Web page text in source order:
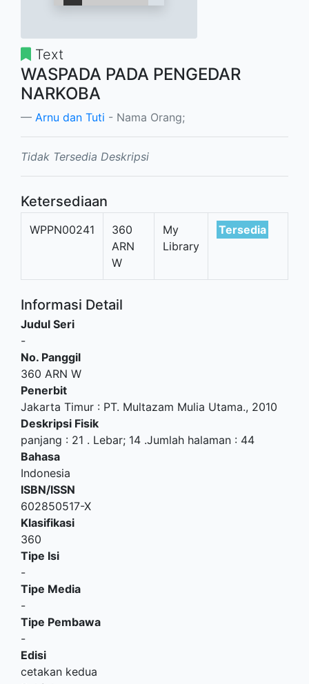
Text
WASPADA PADA PENGEDAR
NARKOBA
Arnu dan Tuti - Nama Orang;
Tidak Tersedia Deskripsi
Ketersediaan
WPPN00241
360
ARN
W
My
Library
Tersedia
Informasi Detail
Judul Seri
-
No. Panggil
360 ARN W
Penerbit
Jakarta Timur : PT. Multazam Mulia Utama., 2010
Deskripsi Fisik
panjang : 21 . Lebar; 14 .Jumlah halaman : 44
Bahasa
Indonesia
ISBN/ISSN
602850517-X
Klasifikasi
360
Tipe Isi
-
Tipe Media
-
Tipe Pembawa
-
Edisi
cetakan kedua